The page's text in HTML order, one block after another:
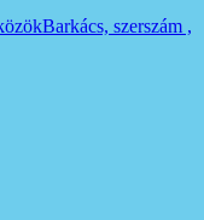
Barkács, szerszám ,